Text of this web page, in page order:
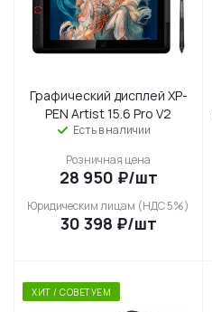
Графический дисплей XP-
PEN Artist 15.6 Pro V2
Есть в наличии
Розничная цена
28 950 ₽/шт
Юридическим лицам (НДС 5%)
30 398 ₽/шт
ХИТ / СОВЕТУЕМ